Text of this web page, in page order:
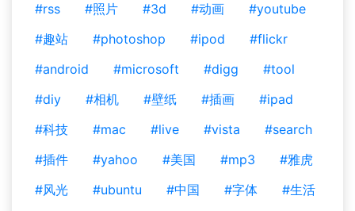
#rss
#照片 #3d #动画
#youtube
#趣站
#photoshop #ipod
#flickr
#android
#microsoft #digg
#tool
#diy
#相机 #壁纸 #插画
#ipad
#科技
#mac #live #vista
#search
#插件
#yahoo #美国 #mp3
#雅虎
#风光
#ubuntu #中国 #字体
#生活